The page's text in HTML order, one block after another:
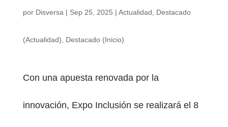
por Disversa | Sep 25, 2025 | Actualidad Destacado
(Actualidad) Destacado (Inicio)
Con una apuesta renovada por la
innovación, Expo Inclusión se realizará el 8